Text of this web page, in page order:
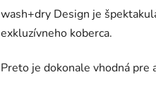
wash+dry Design je
exkluzívneho koberca.
Preto je dokonale vhodná pre